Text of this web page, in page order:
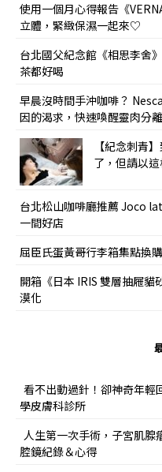
使用一個月心得報告《
立體，緊緻保濕一起來♡
台北國父紀念館《相思李舍
茶都好喝
早晨沒時間手沖咖啡？
因的渴求，快速喚醒靈肉分
【紀念刺青
了，但請以
台北松山咖啡廳推薦 Joco
一間好店
屈臣氏蛋黃哥行李箱集點換
開箱《日本 IRIS 雙層抽屜
漠化
看不出動過針！卻神奇年輕
學皮膚科診所
人生第一次手術，子宮肌腺
腔鏡紀錄＆心得